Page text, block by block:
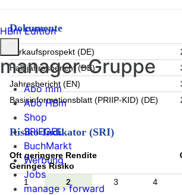
Dokumente
Verkaufsprospekt (DE)
Halbjahresbericht (DE)
Jahresbericht (EN)
Basisinformationsblatt (PRIIP-KID) (DE)
Risiko-Indikator (SRI)
Oft geringere Rendite
Geringes Risiko
1
2 3 4
HBm Edition
manager-Gruppe
Abo mm
Abo HBm
Shop
SPIEGEL
BuchMarkt
Werbung
Jobs
manage › forward